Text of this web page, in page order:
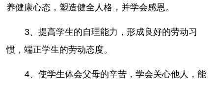
养健康心态，塑造健全人格，并学会感恩。
3、提高学生的自理能力，形成良好的劳动习
惯，端正学生的劳动态度。
4、使学生体会父母的辛苦，学会关心他人，能